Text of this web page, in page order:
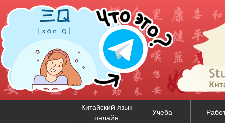
Китайский язык
онлайн
Учеба